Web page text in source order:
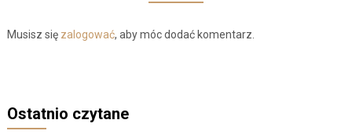
Musisz się zalogować, aby móc dodać komentarz.
Ostatnio czytane